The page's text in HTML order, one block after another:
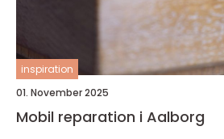
inspiration
01. November 2025
Mobil reparation i Aalborg